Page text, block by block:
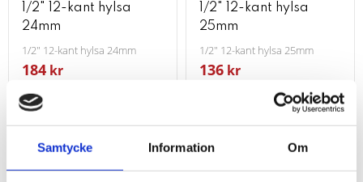
Samtycke Information Om
1/2" 12-kant hylsa
24mm
1/2" 12-kant hylsa 24mm
184 kr
Lägg till i favoriter
KÖP
1/2" 12-kant hylsa
25mm
1/2" 12-kant hylsa 25mm
136 kr